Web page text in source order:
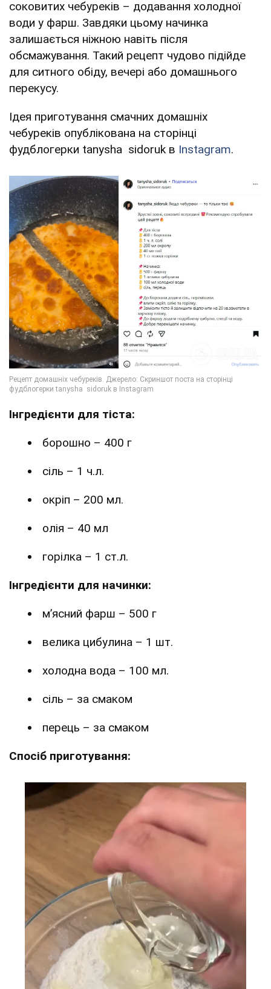
соковитих чебуреків – додавання холодної
води у фарш. Завдяки цьому начинка
залишається ніжною навіть після
обсмажування. Такий рецепт чудово підійде
для ситного обіду, вечері або домашнього
перекусу.
Ідея приготування смачних домашніх
чебуреків опублікована на сторінці
фудблогерки tanysha sidoruk в Instagram.
Інгредієнти для тіста:
борошно – 400 г
сіль – 1 ч.л.
окріп – 200 мл.
олія – 40 мл
горілка – 1 ст.л.
Інгредієнти для начинки:
м’ясний фарш – 500 г
велика цибулина – 1 шт.
холодна вода – 100 мл.
сіль – за смаком
перець – за смаком
Спосіб приготування: